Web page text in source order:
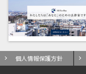
個人情報保護方針